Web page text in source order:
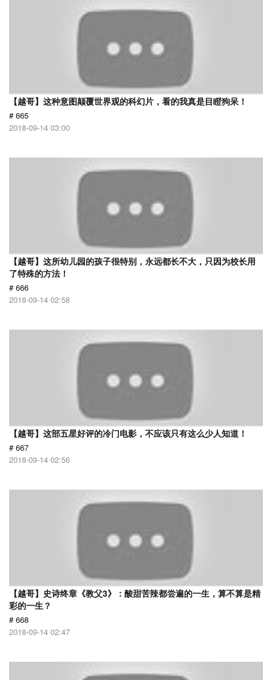
【越哥】这种意图颠覆世界观的科幻片，看的我真是目瞪狗呆！
# 665
2018-09-14 03:00
【越哥】这所幼儿园的孩子很特别，永远都长不大，只因为校长用
了特殊的方法！
# 666
2018-09-14 02:58
【越哥】这部五星好评的冷门电影，不应该只有这么少人知道！
# 667
2018-09-14 02:56
【越哥】史诗终章《教父3》：酸甜苦辣都尝遍的一生，算不算是精
彩的一生？
# 668
2018-09-14 02:47